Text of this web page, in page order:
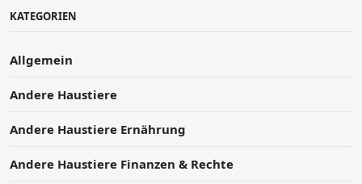
KATEGORIEN
Allgemein
Andere Haustiere
Andere Haustiere Ernährung
Andere Haustiere Finanzen & Rechte